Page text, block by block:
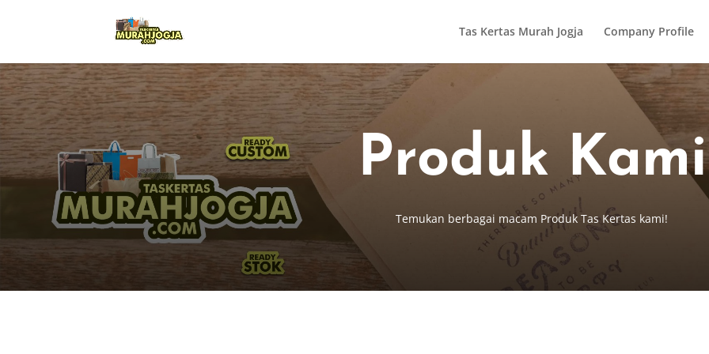
Tas Kertas Murah Jogja Company Profile
Produk Kami
Temukan berbagai macam Produk Tas Kertas kami!